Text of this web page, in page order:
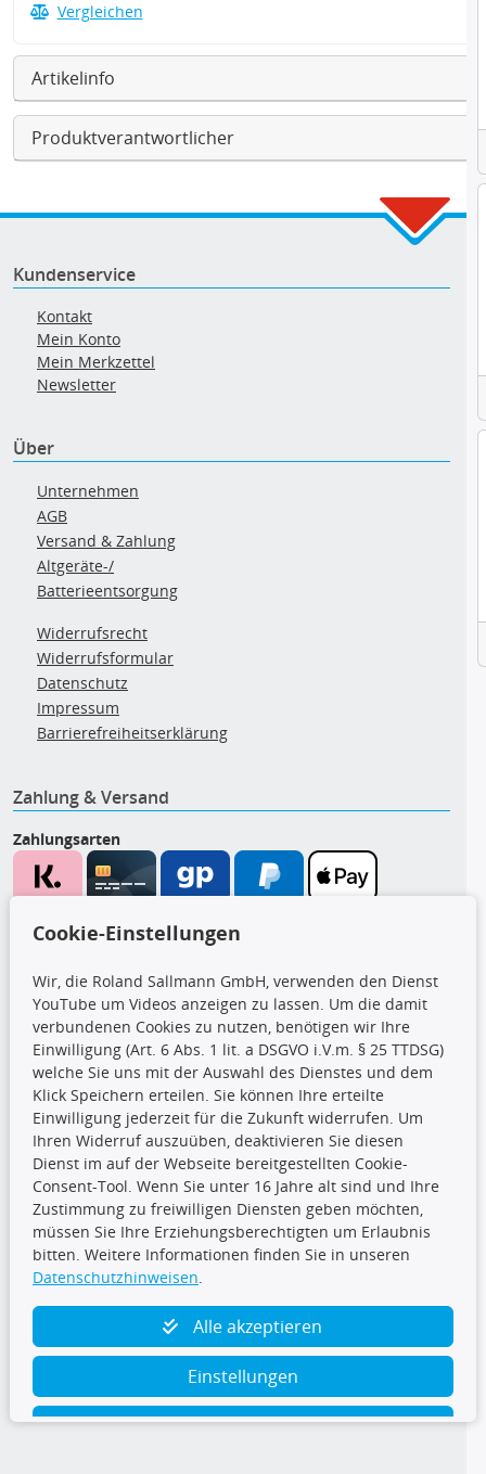
Vergleichen
Artikelinfo
Produktverantwortlicher
Kundenservice
Kontakt
Mein Konto
Mein Merkzettel
Newsletter
Über
Unternehmen
AGB
Versand & Zahlung
Altgeräte-/
Batterieentsorgung
Widerrufsrecht
Widerrufsformular
Datenschutz
Impressum
Barrierefreiheitserklärung
Zahlung & Versand
Zahlungsarten
CARAT Gruppe
Folge uns
TecDoc Inside
Cookie-Einstellungen
Wir, die Roland Sallmann GmbH, verwenden den Dienst
YouTube um Videos anzeigen zu lassen. Um die damit
verbundenen Cookies zu nutzen, benötigen wir Ihre
Einwilligung (Art. 6 Abs. 1 lit. a DSGVO i.V.m. § 25 TTDSG)
welche Sie uns mit der Auswahl des Dienstes und dem
Klick Speichern erteilen. Sie können Ihre erteilte
Einwilligung jederzeit für die Zukunft widerrufen. Um
Ihren Widerruf auszuüben, deaktivieren Sie diesen
Dienst im auf der Webseite bereitgestellten Cookie-
Consent-Tool. Wenn Sie unter 16 Jahre alt sind und Ihre
Zustimmung zu freiwilligen Diensten geben möchten,
müssen Sie Ihre Erziehungsberechtigten um Erlaubnis
bitten. Weitere Informationen finden Sie in unseren
Datenschutzhinweisen.
Alle akzeptieren
Einstellungen
Ablehnen